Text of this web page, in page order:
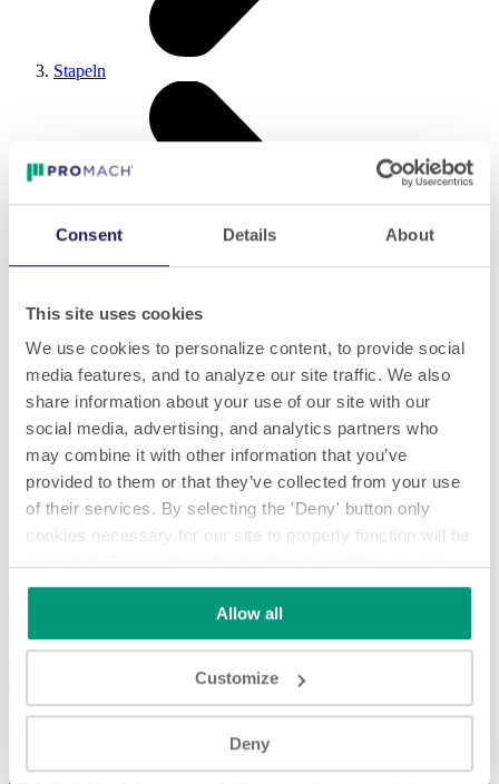
Consent Details About
This site uses cookies
We use cookies to personalize content, to provide social
media features, and to analyze our site traffic. We also
share information about your use of our site with our
social media, advertising, and analytics partners who
may combine it with other information that you’ve
provided to them or that they’ve collected from your use
of their services. By selecting the 'Deny' button only
cookies necessary for our site to properly function will be
choose the individual categories of cookies you want to
Read the complete cookie policy.
Allow all
Customize
Deny
Stapeln
Stapeln - Anwendungs-Spotlight
Stapeln - Anwendungs-Spotlight
Play